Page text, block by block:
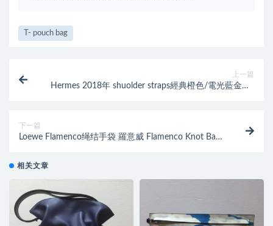
T- pouch bag
上一篇
Hermes 2018年 shuolder straps經典橙色/電光藍金銀/
下一篇
Loewe Flamenco绳结手袋 羅意威 Flamenco Knot Bag
相关文章